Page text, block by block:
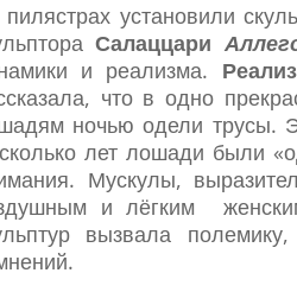
установили
Салаццари
и реализма.
что в одно
ночью одели трусы.
лет лошади были
Мускулы,
и лёгким
вызвала